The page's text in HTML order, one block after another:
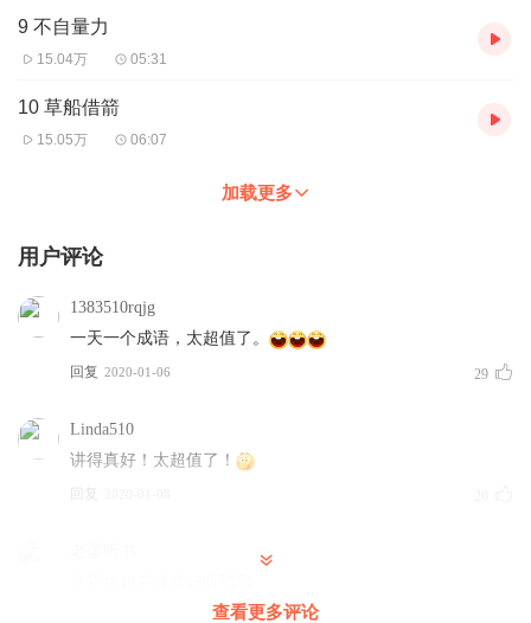
9 不自量力
15.04万 05:31
10 草船借箭
15.05万 06:07
加载更多
用户评论
1383510rqjg
一天一个成语，太超值了。
回复 2020-01-06 29
Linda510
讲得真好！太超值了！
回复
查看更多评论